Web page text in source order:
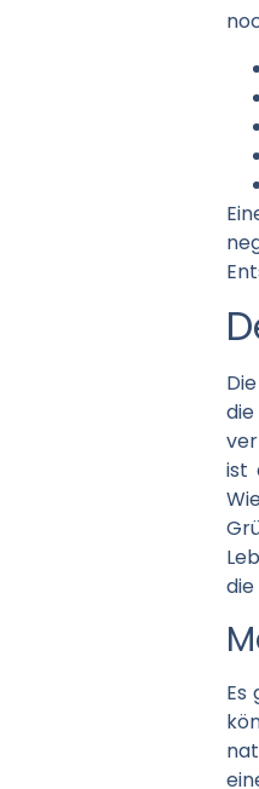
ist
Es